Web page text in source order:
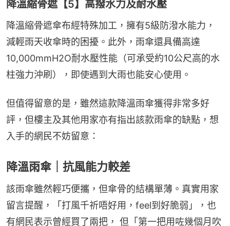
降溫縮骨遮【5】高撥水力及耐水壓
降溫縮骨遮傘布經特殊加工，擁有5級防潑水能力，
減輕雨天收傘時的困擾。此外，雨傘還具備高達
10,000mmH2O耐水壓性能（可承受約10公尺高的水
柱強力沖刷），即使遇到大雨也能安心使用。
但值得留意的是，雖然這款降溫雨傘獲得非常多好
評，但樓主及其他用家亦有指出該款雨傘的缺點，想
入手的網民不妨留意：
降溫雨傘｜抗風能力較差
該雨傘雖然輕巧便攜，但傘骨的結構單薄。真實用家
留言提醒，「打風千祈唔好用，feel到好脆弱」，也
有網民表示曾經買了兩把， 但「第一把用咗幾個月吹